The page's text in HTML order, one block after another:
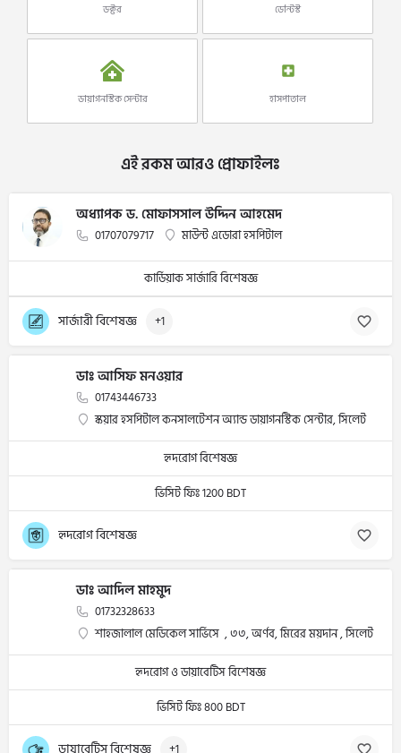
ডক্টর ডেন্টিস্ট
ডায়াগনস্টিক সেন্টার হাসপাতাল
এই রকম আরও প্রোফাইলঃ
অধ্যাপক ড. মোফাসসাল উদ্দিন আহমেদ
01707079717 মাউন্ট এডোরা হসপিটাল
কার্ডিয়াক সার্জারি বিশেষজ্ঞ
সার্জারী বিশেষজ্ঞ +1
ডাঃ আসিফ মনওয়ার
01743446733
স্কয়ার হসপিটাল কনসালটেশন অ্যান্ড ডায়াগনস্টিক সেন্টার, সিলেট
হৃদরোগ বিশেষজ্ঞ
ভিসিট ফিঃ 1200 BDT
হৃদরোগ বিশেষজ্ঞ
ডাঃ আদিল মাহমুদ
01732328633
শাহজালাল মেডিকেল সার্ভিসে , ৩৩, অর্ণব, মিরের ময়দান , সিলেট
হৃদরোগ ও ডায়াবেটিস বিশেষজ্ঞ
ভিসিট ফিঃ 800 BDT
ডায়াবেটিস বিশেষজ্ঞ +1